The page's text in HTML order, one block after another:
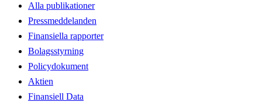
Alla publikationer
Pressmeddelanden
Finansiella rapporter
Bolagsstyrning
Policydokument
Aktien
Finansiell Data